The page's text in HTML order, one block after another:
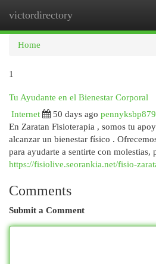
victordirectory
Home
1
Tu Ayudante en el Bienestar Corporal
Internet
50 days ago
En Zaratan Fisioterapia , somos tu
alcanzar un bienestar físico .
para ayudarte a sentirte con
https://fisiolive.seorankia.net/fisio-
Comments
Submit a Comment